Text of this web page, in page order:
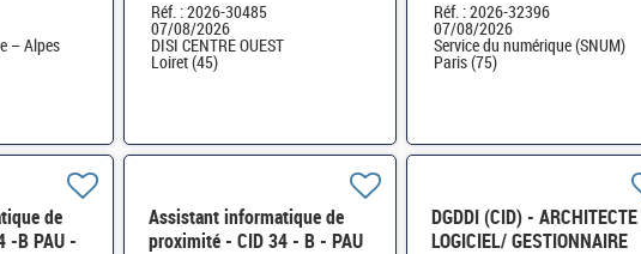
– Alpes
Réf. : 2026-30485
07/08/2026
DISI CENTRE OUEST
Loiret (45)
Réf. : 2026-32396
07/08/2026
Service du numérique (SNUM)
Paris (75)
de
-B PAU -
Assistant informatique de
proximité - CID 34 - B - PAU
DGDDI (CID) - ARCHITECTE
LOGICIEL/ GESTIONNAIRE